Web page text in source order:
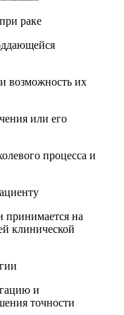
раке
возможность их
или его
процесса и
принимается на
клинической
и
точности